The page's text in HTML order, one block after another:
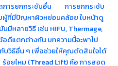
ถการยกกระชับอื่น การยกกระชับ
ที่มีปัญหาผิวหย่อนคล้อย ใบหน้าดู
มีหลายวิธี เช่น HIFU, Thermage,
อดีแตกต่างกัน บทความนี้จะพาไป
กับวิธีอื่น ๆ เพื่อช่วยให้คุณตัดสินใจได้
ยไหม (Thread Lift) คือ การสอด